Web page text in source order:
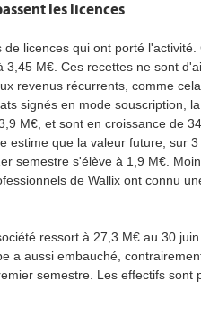
les licences
licences qui ont porté
3,45 M€. Ces recettes ne sont
revenus récurrents, comme
signés en mode souscription,
M€, et sont en croissance de
estime que la valeur future, sur
semestre s'élève à 1,9 M€.
de Wallix ont connu
ressort à 27,3 M€ au 30
a aussi embauché,
semestre. Les effectifs sont